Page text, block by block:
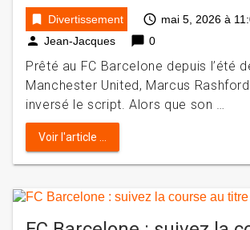
bookmark Divertissement access_time mai 5, 2026 à
person Jean-Jacques chat_bubble 0
Prêté au FC Barcelone depuis l’été
Manchester United, Marcus
inversé le script. Alors que son …
Voir l'article ...